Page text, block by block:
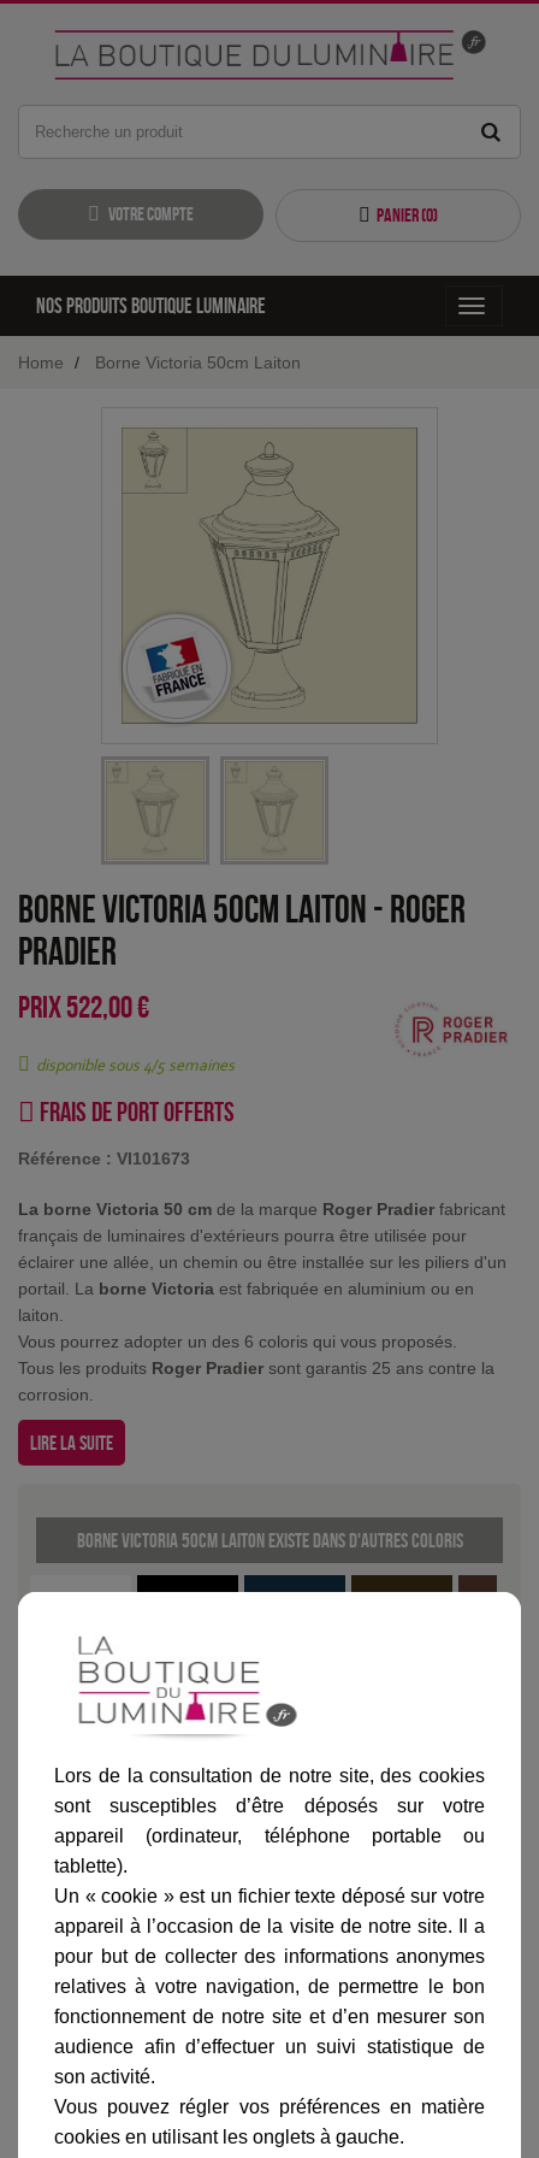
Votre compte Panier (0)
Toggle
Nos produits boutique luminaire
Home Borne Victoria 50cm Laiton
Borne Victoria 50cm Laiton - Roger
Pradier
PRIX522,00 €
disponible sous 4/5 semaines
Frais de port offerts
Référence : VI101673
La borne Victoria 50 cm de la marque Roger Pradier fabricant
français de luminaires d'extérieurs pourra être utilisée pour
éclairer une allée, un chemin ou être installée sur les piliers d'un
portail. La borne Victoria est fabriquée en aluminium ou en
laiton.
Vous pourrez adopter un des 6 coloris qui vous proposés.
Tous les produits Roger Pradier sont garantis 25 ans contre la
corrosion.
Lire la suite
Borne Victoria 50cm Laiton existe dans d'autres coloris
Blanc
Ajouter au panier
Informations produit
marque
gamme complète
Lors de la consultation de notre site, des cookies
sont susceptibles d’être déposés sur votre
appareil (ordinateur, téléphone portable ou
tablette).
Un « cookie » est un fichier texte déposé sur votre
appareil à l’occasion de la visite de notre site. Il a
pour but de collecter des informations anonymes
relatives à votre navigation, de permettre le bon
fonctionnement de notre site et d’en mesurer son
audience afin d’effectuer un suivi statistique de
son activité.
Vous pouvez régler vos préférences en matière
cookies en utilisant les onglets à gauche.